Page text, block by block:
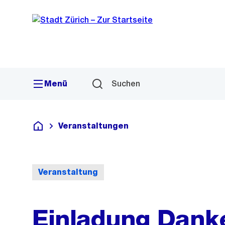
Navigation
Sprunglink
Menü Suchen
Deutsch
Veranstaltungen
Veranstaltung
Einladung